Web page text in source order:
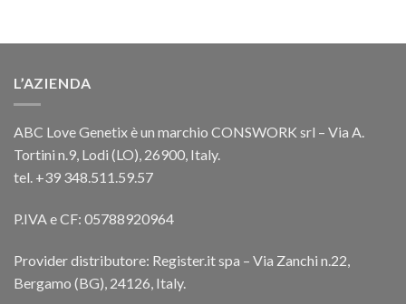
L’AZIENDA
ABC Love Genetix è un marchio CONSWORK srl – Via A.
Tortini n.9, Lodi (LO), 26900, Italy.
tel. +39 348.511.59.57
P.IVA e CF: 05788920964
Provider distributore: Register.it spa – Via Zanchi n.22,
Bergamo (BG), 24126, Italy.